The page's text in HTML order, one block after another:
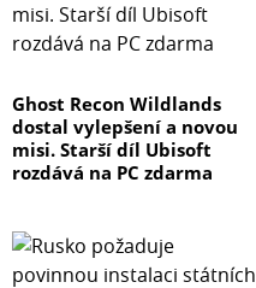
Ghost Recon Wildlands
dostal vylepšení a novou
misi. Starší díl Ubisoft
rozdává na PC zdarma